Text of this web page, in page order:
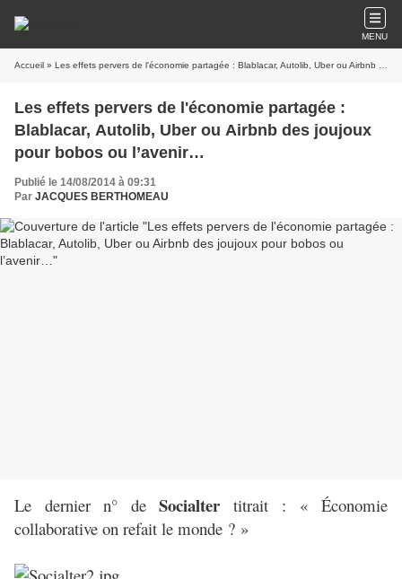
MENU
Accueil » Les effets pervers de l'économie partagée : Blablacar, Autolib, Uber ou Airbnb des joujoux pour bobos ou l’avenir…
Les effets pervers de l'économie partagée :
Blablacar, Autolib, Uber ou Airbnb des joujoux
pour bobos ou l’avenir…
Publié le 14/08/2014 à 09:31
Par JACQUES BERTHOMEAU
Le dernier n° de Socialter titrait : « Économie
collaborative on refait le monde ? »